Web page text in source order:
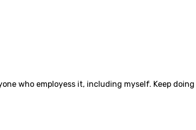
who employess it, including myself. Keep